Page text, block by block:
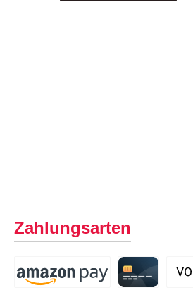
Zahlungsarten